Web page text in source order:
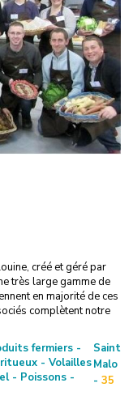
créé et géré par
très large gamme de
en majorité de ces
complètent notre
fermiers -
- Volailles
- Poissons -
Saint
Malo
- 35